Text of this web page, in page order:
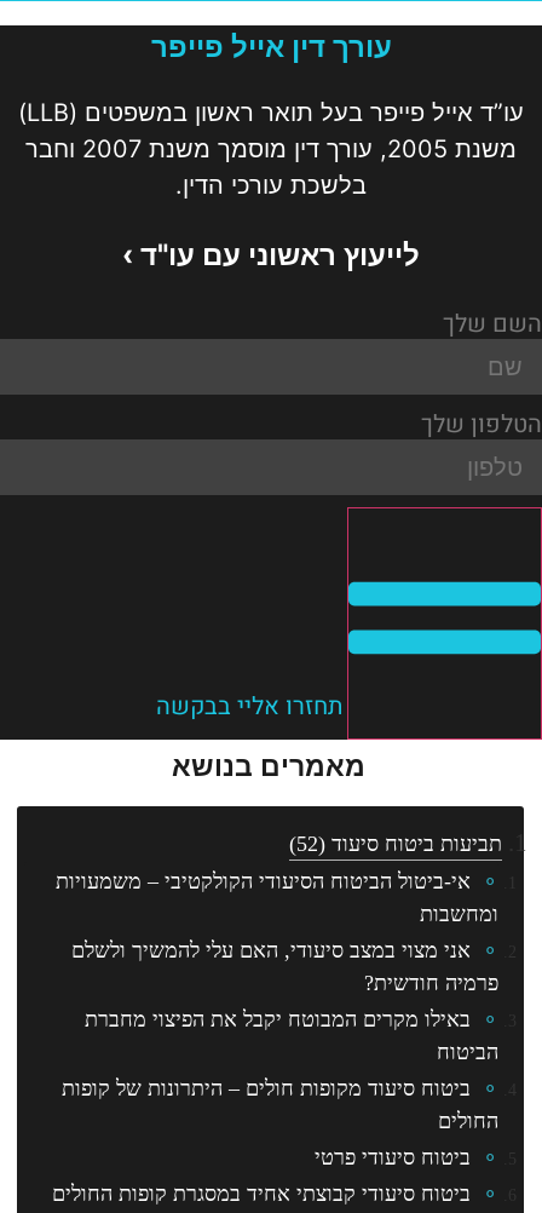
עורך דין אייל פייפר
עו”ד אייל פייפר בעל תואר ראשון במשפטים (LLB)
משנת 2005, עורך דין מוסמך משנת 2007 וחבר
בלשכת עורכי הדין.
לייעוץ ראשוני עם עו"ד ›
השם שלך
הטלפון שלך
תחזרו אליי בבקשה
מאמרים בנושא
תביעות ביטוח סיעוד (52)
אי-ביטול הביטוח הסיעודי הקולקטיבי – משמעויות
ומחשבות
אני מצוי במצב סיעודי, האם עלי להמשיך ולשלם
פרמיה חודשית?
באילו מקרים המבוטח יקבל את הפיצוי מחברת
הביטוח
ביטוח סיעוד מקופות חולים – היתרונות של קופות
החולים
ביטוח סיעודי פרטי
ביטוח סיעודי קבוצתי אחיד במסגרת קופות החולים